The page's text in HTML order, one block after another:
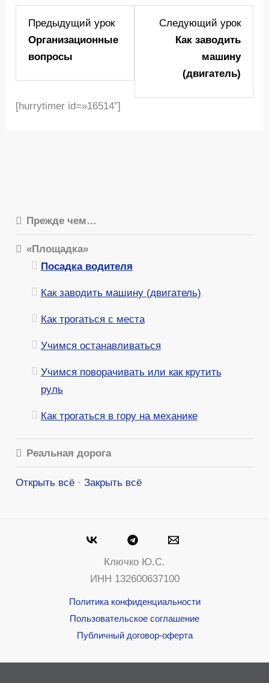
Предыдущий урок
Организационные
вопросы
Прежде
чем….
Следующий урок
Как заводить
машину
(двигатель)
[hurrytimer id=»16514″]
Прежде чем…
«Площадка»
Посадка водителя
Как заводить машину (двигатель)
Как трогаться с места
Учимся останавливаться
Учимся поворачивать или как крутить
руль
Как трогаться в гору на механике
Реальная дорога
Открыть всё · Закрыть всё
Ключко Ю.С.
ИНН 132600637100
Политика конфиденциальности
Пользовательское соглашение
Публичный договор-оферта